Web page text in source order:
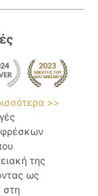
>>
φρέσκων
της
ως
στη